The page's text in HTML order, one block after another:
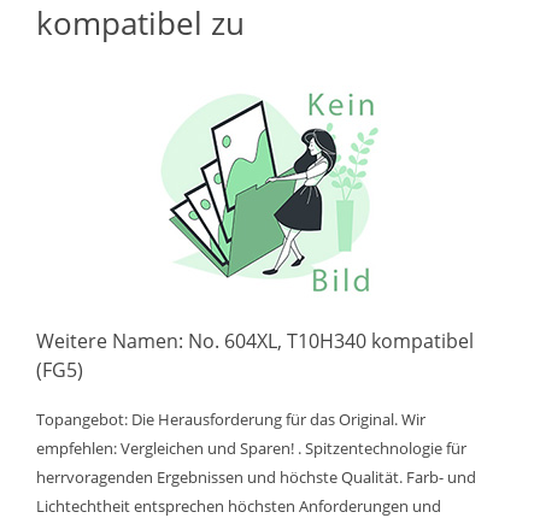
kompatibel zu
Weitere Namen: No. 604XL, T10H340 kompatibel
(FG5)
Topangebot: Die Herausforderung für das Original. Wir
empfehlen: Vergleichen und Sparen! . Spitzentechnologie für
herrvoragenden Ergebnissen und höchste Qualität. Farb- und
Lichtechtheit entsprechen höchsten Anforderungen und